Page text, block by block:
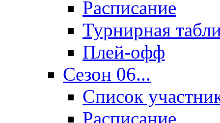
Расписание
Турнирная
Плей-офф
Сезон 06...
Список
Расписание